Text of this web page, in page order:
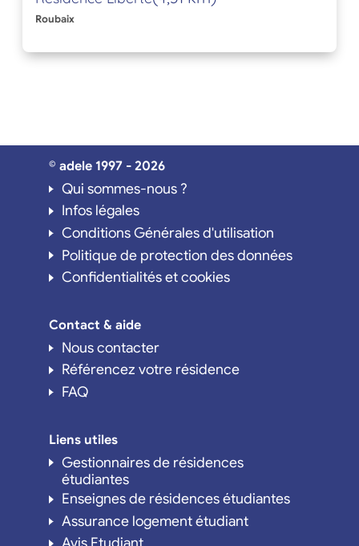
Roubaix
© adele 1997 - 2026
Qui sommes-nous ?
Infos légales
Conditions Générales d'utilisation
Politique de protection des données
Confidentialités et cookies
Contact & aide
Nous contacter
Référencez votre résidence
FAQ
Liens utiles
Gestionnaires de résidences
étudiantes
Enseignes de résidences étudiantes
Assurance logement étudiant